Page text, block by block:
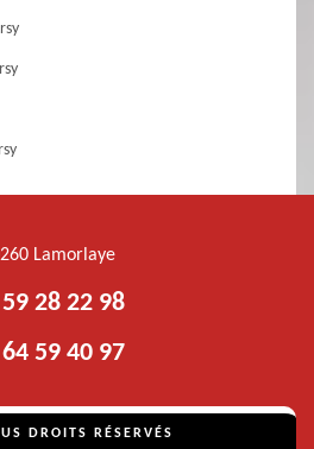
Lamorlaye
28 22 98
59 40 97
DROITS RÉSERVÉS